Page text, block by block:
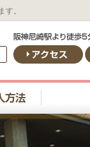
す。